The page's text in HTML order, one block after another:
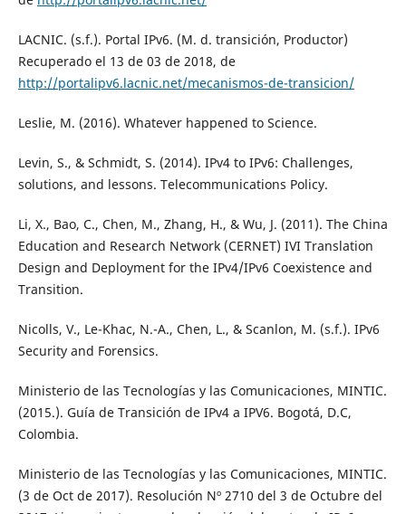
LACNIC. (s.f.). Portal IPv6. (M. d. transición, Productor)
Recuperado el 13 de 03 de 2018, de
http://portalipv6.lacnic.net/mecanismos-de-transicion/
Leslie, M. (2016). Whatever happened to Science.
Levin, S., & Schmidt, S. (2014). IPv4 to IPv6: Challenges,
solutions, and lessons. Telecommunications Policy.
Li, X., Bao, C., Chen, M., Zhang, H., & Wu, J. (2011). The China
Education and Research Network (CERNET) IVI Translation
Design and Deployment for the IPv4/IPv6 Coexistence and
Transition.
Nicolls, V., Le-Khac, N.-A., Chen, L., & Scanlon, M. (s.f.). IPv6
Security and Forensics.
Ministerio de las Tecnologías y las Comunicaciones, MINTIC.
(2015.). Guía de Transición de IPv4 a IPV6. Bogotá, D.C,
Colombia.
Ministerio de las Tecnologías y las Comunicaciones, MINTIC.
(3 de Oct de 2017). Resolución Nº 2710 del 3 de Octubre del